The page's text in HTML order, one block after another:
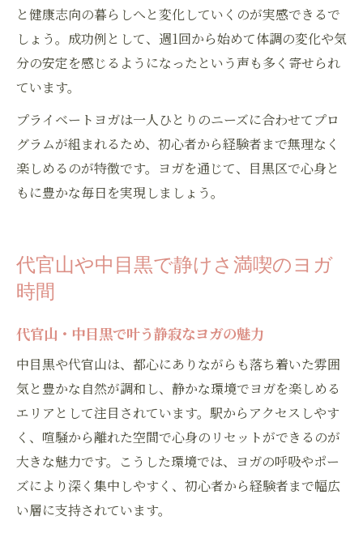
と健康志向の暮らしへと変化していくのが実感できるで
しょう。成功例として、週1回から始めて体調の変化や気
分の安定を感じるようになったという声も多く寄せられ
ています。
プライベートヨガは一人ひとりのニーズに合わせてプロ
グラムが組まれるため、初心者から経験者まで無理なく
楽しめるのが特徴です。ヨガを通じて、目黒区で心身と
もに豊かな毎日を実現しましょう。
代官山や中目黒で静けさ満喫のヨガ
時間
代官山・中目黒で叶う静寂なヨガの魅力
中目黒や代官山は、都心にありながらも落ち着いた雰囲
気と豊かな自然が調和し、静かな環境でヨガを楽しめる
エリアとして注目されています。駅からアクセスしやす
く、喧騒から離れた空間で心身のリセットができるのが
大きな魅力です。こうした環境では、ヨガの呼吸やポー
ズにより深く集中しやすく、初心者から経験者まで幅広
い層に支持されています。